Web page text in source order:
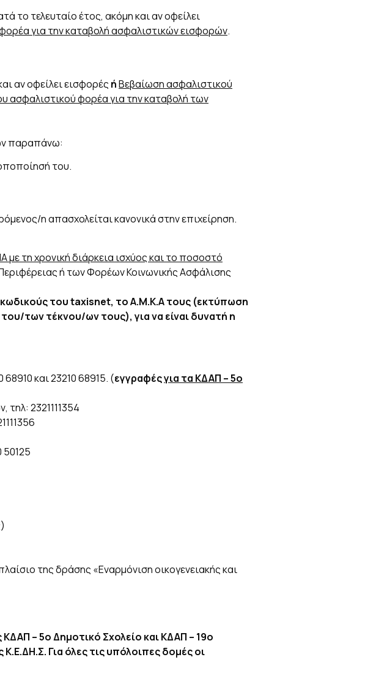
το τελευταίο έτος, ακόμη και αν οφείλει
για την καταβολή ασφαλιστικών εισφορών.
αν οφείλει εισφορές ήΒεβαίωση ασφαλιστικού
ασφαλιστικού φορέα για την καταβολή των
παραπάνω:
του.
η απασχολείται κανονικά στην επιχείρηση.
τη χρονική διάρκεια ισχύος και το ποσοστό
ή των Φορέων Κοινωνικής Ασφάλισης
τουtaxisnet, το Α.Μ.Κ.Α τους (εκτύπωση
των τέκνου/ων τους), για να είναι δυνατή η
και 23210 68915. (εγγραφέςγια τα ΚΔΑΠ – 5ο
τηλ: 2321111354
50125
της δράσης «Εναρμόνιση οικογενειακής και
– 5ο Δημοτικό Σχολείο και ΚΔΑΠ – 19ο
Για όλες τις υπόλοιπες δομές οι